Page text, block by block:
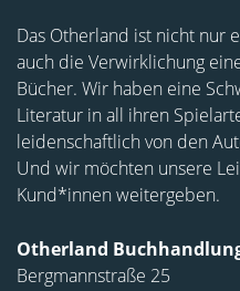
Das Otherland ist nicht nur
auch die Verwirklichung
Bücher. Wir haben eine
Literatur in all ihren
leidenschaftlich von den
Und wir möchten unsere
Kund*innen weitergeben.
Otherland
Bergmannstraße 25